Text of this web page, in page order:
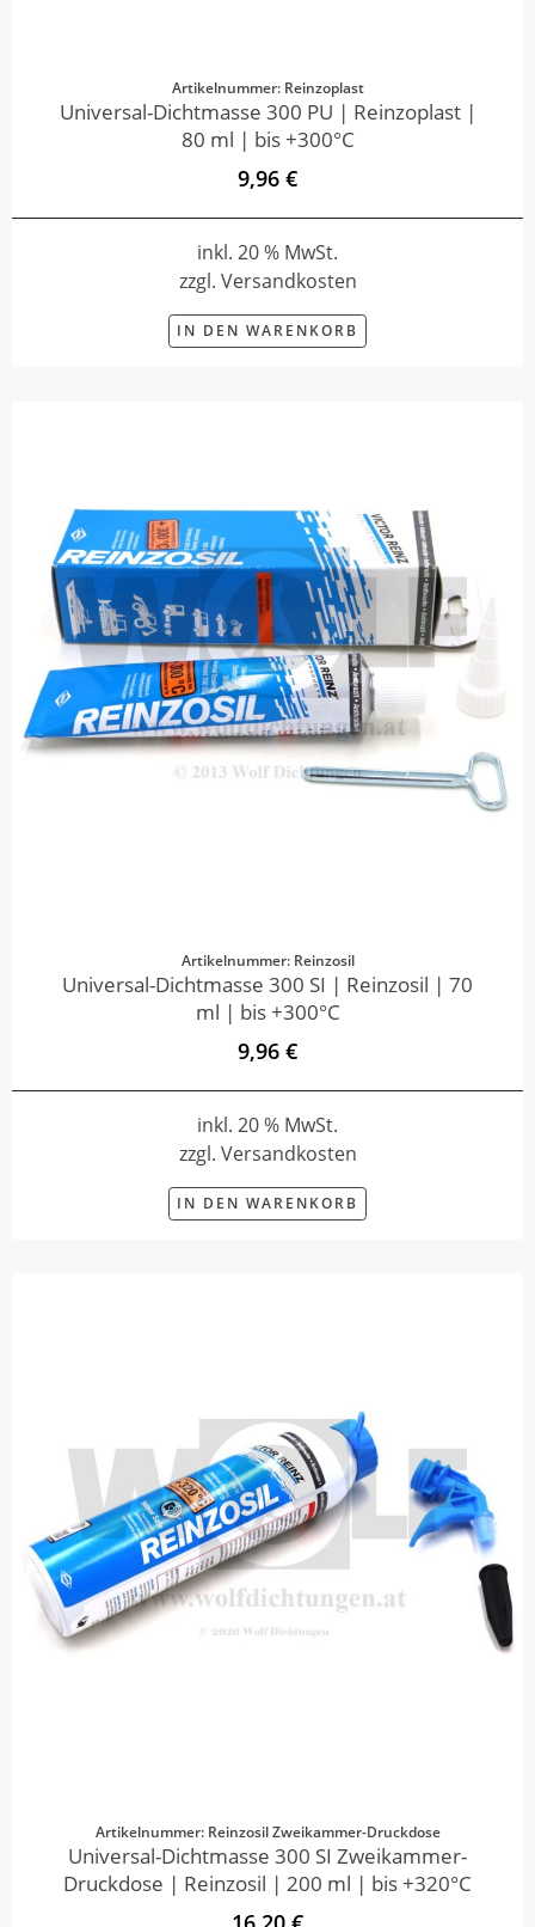
Artikelnummer: Reinzoplast
Universal-Dichtmasse 300 PU | Reinzoplast |
80 ml | bis +300°C
9,96 €
inkl. 20 % MwSt.
zzgl. Versandkosten
IN DEN WARENKORB
Artikelnummer: Reinzosil
Universal-Dichtmasse 300 SI | Reinzosil | 70
ml | bis +300°C
9,96 €
inkl. 20 % MwSt.
zzgl. Versandkosten
IN DEN WARENKORB
Artikelnummer: Reinzosil Zweikammer-Druckdose
Universal-Dichtmasse 300 SI Zweikammer-
Druckdose | Reinzosil | 200 ml | bis +320°C